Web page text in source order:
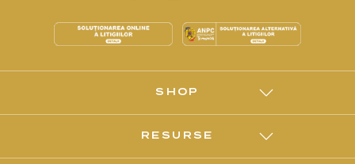
SHOP
RESURSE